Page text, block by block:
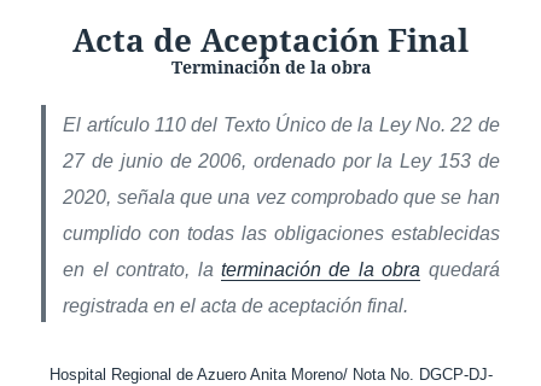
Acta de Aceptación Final
Terminación de la obra
El artículo 110 del Texto Único de la Ley No. 22 de
27 de junio de 2006, ordenado por la Ley 153 de
2020, señala que una vez comprobado que se han
cumplido con todas las obligaciones establecidas
en el contrato, la terminación de la obra quedará
registrada en el acta de aceptación final.
Hospital Regional de Azuero Anita Moreno/ Nota No. DGCP-DJ-